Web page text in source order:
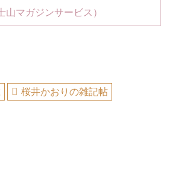
マガジンサービス）
桜井かおりの雑記帖